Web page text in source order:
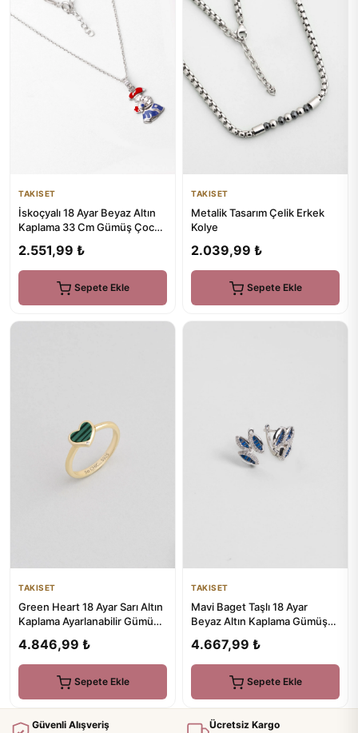
TAKISET
İskoçyalı 18 Ayar Beyaz Altın
Kaplama 33 Cm Gümüş Çocuk
2.551,99 ₺
Sepete Ekle
TAKISET
Metalik Tasarım Çelik Erkek
Kolye
2.039,99 ₺
Sepete Ekle
TAKISET
Green Heart 18 Ayar Sarı Altın
Kaplama Ayarlanabilir Gümüş
4.846,99 ₺
Sepete Ekle
TAKISET
Mavi Baget Taşlı 18 Ayar
Beyaz Altın Kaplama Gümüş
4.667,99 ₺
Sepete Ekle
Güvenli Alışveriş Ücretsiz Kargo